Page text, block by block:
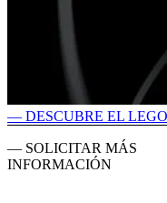
— DESCUBRE EL
— SOLICITAR MÁS
INFORMACIÓN